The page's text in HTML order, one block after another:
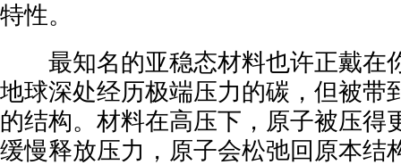
特性。
最知名的亚稳态材料也许正戴在
地球深处经历极端压力的碳，但被带
的结构。材料在高压下，原子被压得
缓慢释放压力，原子会松弛回原本结